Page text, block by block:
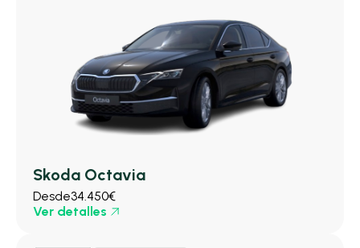
Skoda Octavia
Desde34.450€
Ver detalles